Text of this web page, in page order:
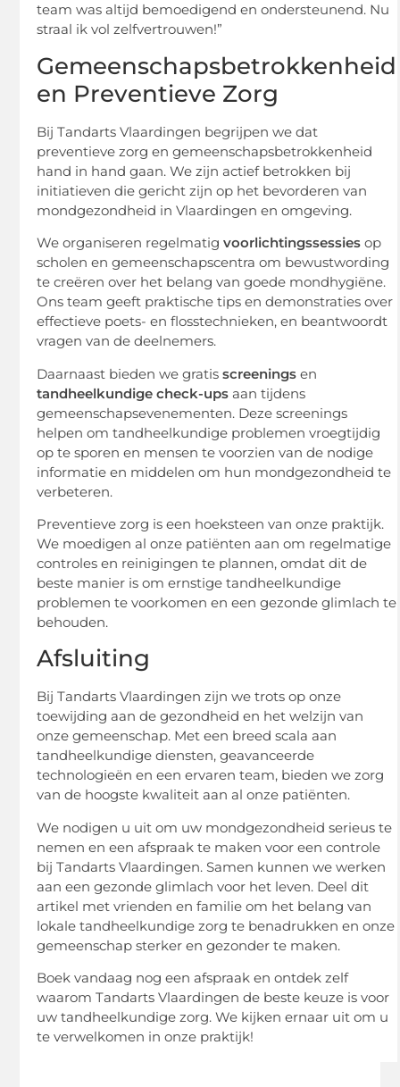
team was altijd bemoedigend en ondersteunend. Nu
straal ik vol zelfvertrouwen!”
Gemeenschapsbetrokkenheid
en Preventieve Zorg
Bij Tandarts Vlaardingen begrijpen we dat
preventieve zorg en gemeenschapsbetrokkenheid
hand in hand gaan. We zijn actief betrokken bij
initiatieven die gericht zijn op het bevorderen van
mondgezondheid in Vlaardingen en omgeving.
We organiseren regelmatigvoorlichtingssessies op
scholen en gemeenschapscentra om bewustwording
te creëren over het belang van goede mondhygiëne.
Ons team geeft praktische tips en demonstraties over
effectieve poets- en flosstechnieken, en beantwoordt
vragen van de deelnemers.
Daarnaast bieden we gratisscreenings en
tandheelkundige check-ups aan tijdens
gemeenschapsevenementen. Deze screenings
helpen om tandheelkundige problemen vroegtijdig
op te sporen en mensen te voorzien van de nodige
informatie en middelen om hun mondgezondheid te
verbeteren.
Preventieve zorg is een hoeksteen van onze praktijk.
We moedigen al onze patiënten aan om regelmatige
controles en reinigingen te plannen, omdat dit de
beste manier is om ernstige tandheelkundige
problemen te voorkomen en een gezonde glimlach te
behouden.
Afsluiting
Bij Tandarts Vlaardingen zijn we trots op onze
toewijding aan de gezondheid en het welzijn van
onze gemeenschap. Met een breed scala aan
tandheelkundige diensten, geavanceerde
technologieën en een ervaren team, bieden we zorg
van de hoogste kwaliteit aan al onze patiënten.
We nodigen u uit om uw mondgezondheid serieus te
nemen en een afspraak te maken voor een controle
bij Tandarts Vlaardingen. Samen kunnen we werken
aan een gezonde glimlach voor het leven. Deel dit
artikel met vrienden en familie om het belang van
lokale tandheelkundige zorg te benadrukken en onze
gemeenschap sterker en gezonder te maken.
Boek vandaag nog een afspraak en ontdek zelf
waarom Tandarts Vlaardingen de beste keuze is voor
uw tandheelkundige zorg. We kijken ernaar uit om u
te verwelkomen in onze praktijk!